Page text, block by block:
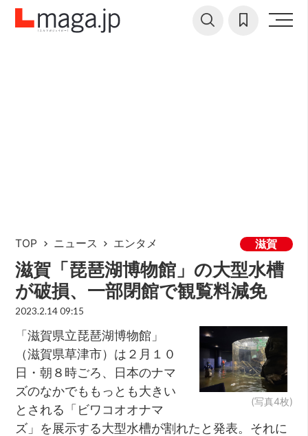
TOP ニュース エンタメ 滋賀
滋賀「琵琶湖博物館」の大型水槽
が破損、一部閉館で観覧料減免
2023.2.14 09:15
(写真4枚)
「滋賀県立琵琶湖博物館」
（滋賀県草津市）は２月１０
日・朝８時ごろ、日本のナマ
ズのなかでももっとも大きい
とされる「ビワコオオナマ
ズ」を展示する大型水槽が割れたと発表。それに